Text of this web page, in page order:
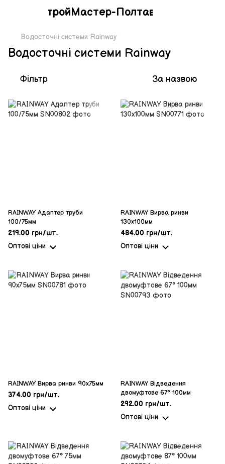
СтройМастер-Полтава
Водосточні системи Rainway
Водосточні системи Rainway
Фільтр За назвою
RAINWAY Адаптер труби
100/75мм
219.00 грн/шт.
Оптові ціни
RAINWAY Вирва ринви
130х100мм
484.00 грн/шт.
Оптові ціни
RAINWAY Вирва ринви 90х75мм
374.00 грн/шт.
Оптові ціни
RAINWAY Відведення
двомуфтове 67° 100мм
292.00 грн/шт.
Оптові ціни